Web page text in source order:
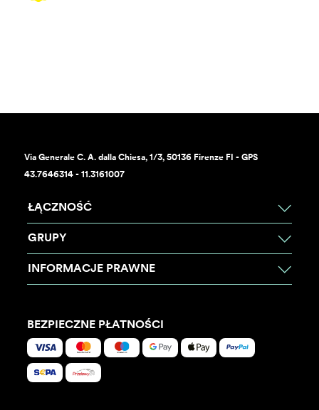
Via Generale C. A. dalla Chiesa, 1/3, 50136 Firenze FI - GPS
43.7646314 - 11.3161007
ŁĄCZNOŚĆ
GRUPY
INFORMACJE PRAWNE
BEZPIECZNE PŁATNOŚCI